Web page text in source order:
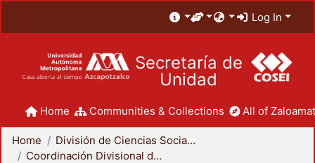
Log In
Secretaría de
Unidad
Home Communities & Collections All of
Home
División de Ciencias Sociales y Humanidades
Coordinación Divisional de Posgrado